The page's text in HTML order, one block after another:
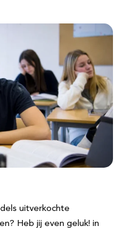
uitverkochte
Heb jij even geluk! in